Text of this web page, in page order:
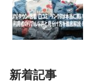
新着記事